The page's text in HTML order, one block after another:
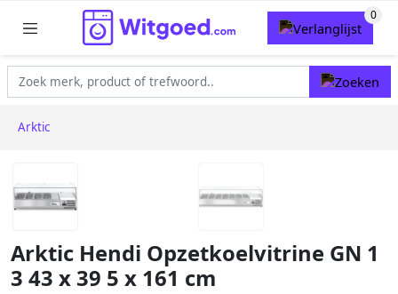
Arktic
Arktic Hendi Opzetkoelvitrine GN 1
3 43 x 39 5 x 161 cm